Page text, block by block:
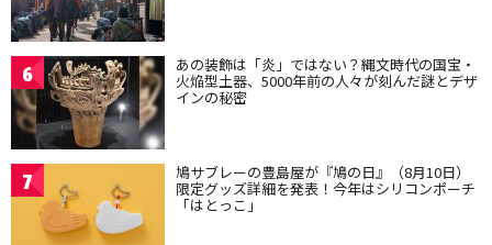
6 あの装飾は「炎」ではない？縄文時代の国宝・
火焔型土器、5000年前の人々が刻んだ謎とデザ
インの秘密
7 鳩サブレーの豊島屋が『鳩の日』（8月10日）
限定グッズ詳細を発表！今年はシリコンポーチ
「はとっこ」